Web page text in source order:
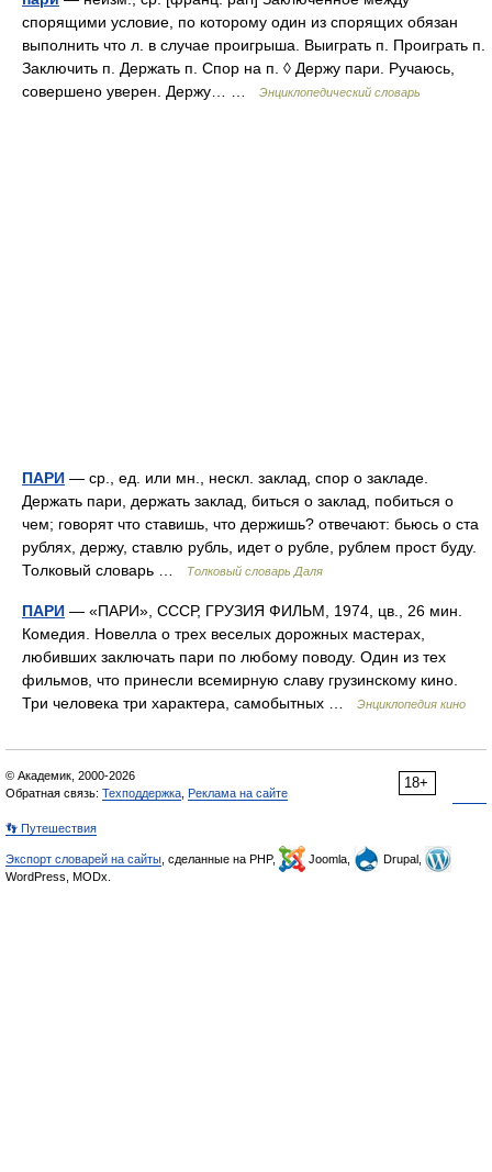
спорящими условие, по которому один из спорящих обязан
выполнить что л. в случае проигрыша. Выиграть п. Проиграть п.
Заключить п. Держать п. Спор на п. ◊ Держу пари. Ручаюсь,
совершено уверен. Держу… …
Энциклопедический словарь
ПАРИ — ср., ед. или мн., нескл. заклад, спор о закладе.
Держать пари, держать заклад, биться о заклад, побиться о
чем; говорят что ставишь, что держишь? отвечают: бьюсь о ста
рублях, держу, ставлю рубль, идет о рубле, рублем прост буду.
Толковый словарь …
Толковый словарь Даля
ПАРИ — «ПАРИ», СССР, ГРУЗИЯ ФИЛЬМ, 1974, цв., 26 мин.
Комедия. Новелла о трех веселых дорожных мастерах,
любивших заключать пари по любому поводу. Один из тех
фильмов, что принесли всемирную славу грузинскому кино.
Три человека три характера, самобытных …
Энциклопедия кино
18+
© Академик, 2000-2026
Обратная связь: Техподдержка Реклама на сайте
👣 Путешествия
Экспорт словарей на сайты , сделанные на PHP, Joomla,
Drupal,
WordPress, MODx.